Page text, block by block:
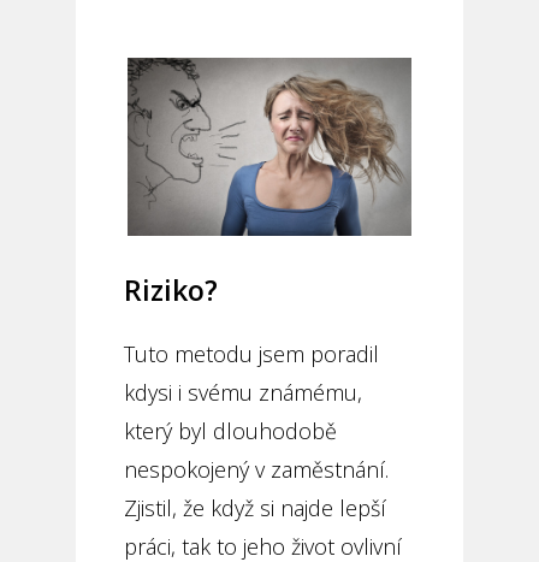
Riziko?
Tuto metodu jsem poradil
kdysi i svému známému,
který byl dlouhodobě
nespokojený v zaměstnání.
Zjistil, že když si najde lepší
práci, tak to jeho život ovlivní